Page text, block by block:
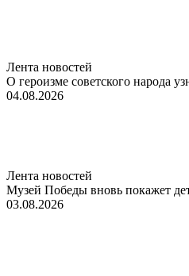
Лента новостей
О героизме советского народа
04.08.2026
Лента новостей
Музей Победы вновь покажет
03.08.2026